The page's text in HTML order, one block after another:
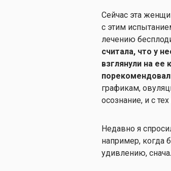
Сейчас эта
с этим
лечению
считала, что у
взглянули на ее
графикам,
осознание, и с
Недавно я
например, когда
удивлению,